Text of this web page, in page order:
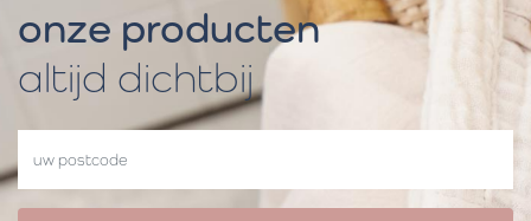
onze producten
altijd dichtbij